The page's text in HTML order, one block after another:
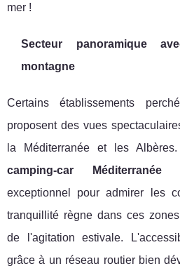
mer !
Secteur panoramique
montagne
Certains établissements
proposent des vues
la Méditerranée et les
camping-car Méditerranée
exceptionnel pour admirer les
tranquillité règne dans ces
de l'agitation estivale.
grâce à un réseau routier bien